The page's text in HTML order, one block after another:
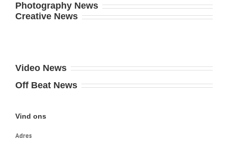
Photography News
Creative News
Video News
Off Beat News
Vind ons
Adres